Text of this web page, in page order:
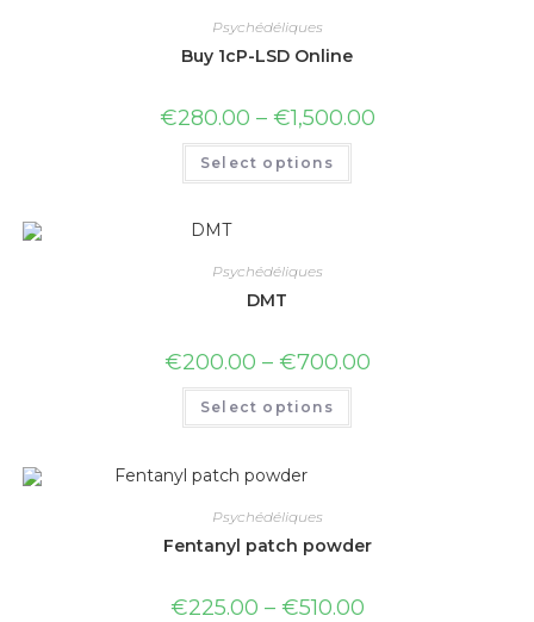
Psychédéliques
Buy 1cP-LSD Online
€280.00 – €1,500.00
Select options
Psychédéliques
DMT
€200.00 – €700.00
Select options
Psychédéliques
Fentanyl patch powder
€225.00 – €510.00